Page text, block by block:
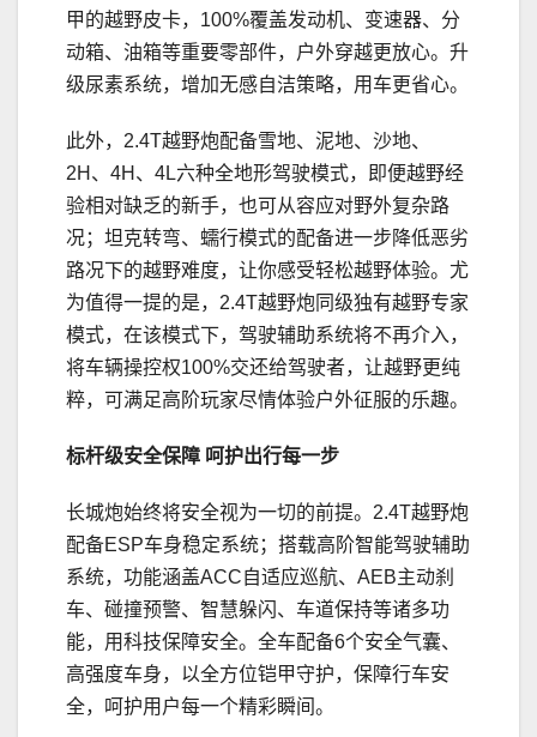
甲的越野皮卡，100%覆盖发动机、变速器、分
动箱、油箱等重要零部件，户外穿越更放心。升
级尿素系统，增加无感自洁策略，用车更省心。
此外，2.4T越野炮配备雪地、泥地、沙地、
2H、4H、4L六种全地形驾驶模式，即便越野经
验相对缺乏的新手，也可从容应对野外复杂路
况；坦克转弯、蠕行模式的配备进一步降低恶劣
路况下的越野难度，让你感受轻松越野体验。尤
为值得一提的是，2.4T越野炮同级独有越野专家
模式，在该模式下，驾驶辅助系统将不再介入，
将车辆操控权100%交还给驾驶者，让越野更纯
粹，可满足高阶玩家尽情体验户外征服的乐趣。
标杆级安全保障 呵护出行每一步
长城炮始终将安全视为一切的前提。2.4T越野炮
配备ESP车身稳定系统；搭载高阶智能驾驶辅助
系统，功能涵盖ACC自适应巡航、AEB主动刹
车、碰撞预警、智慧躲闪、车道保持等诸多功
能，用科技保障安全。全车配备6个安全气囊、
高强度车身，以全方位铠甲守护，保障行车安
全，呵护用户每一个精彩瞬间。